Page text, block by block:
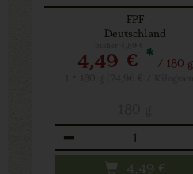
FPF
Deutschland
4,49 € * / 180 g
Anzahl
4,49 €